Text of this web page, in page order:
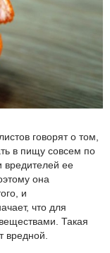
говорят о том,
в пищу совсем по
вредителей ее
она
и
что для
Такая
вредной.